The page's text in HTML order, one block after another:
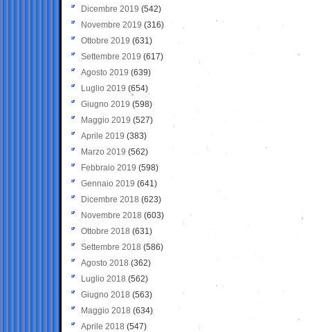
Dicembre 2019 (542)
Novembre 2019 (316)
Ottobre 2019 (631)
Settembre 2019 (617)
Agosto 2019 (639)
Luglio 2019 (654)
Giugno 2019 (598)
Maggio 2019 (527)
Aprile 2019 (383)
Marzo 2019 (562)
Febbraio 2019 (598)
Gennaio 2019 (641)
Dicembre 2018 (623)
Novembre 2018 (603)
Ottobre 2018 (631)
Settembre 2018 (586)
Agosto 2018 (362)
Luglio 2018 (562)
Giugno 2018 (563)
Maggio 2018 (634)
Aprile 2018 (547)